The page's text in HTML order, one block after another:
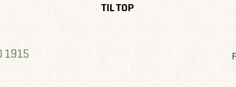
TIL TOP
1915